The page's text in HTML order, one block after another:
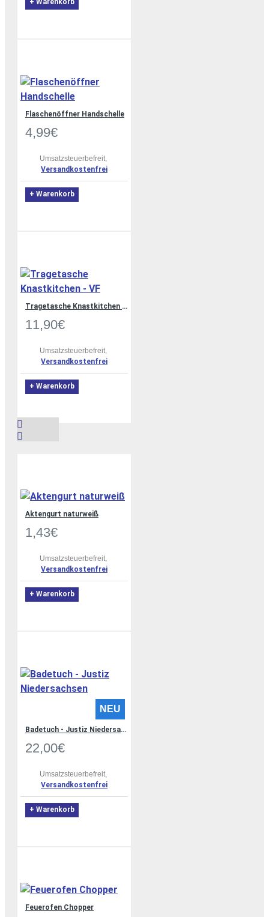
Flaschenöffner Handschelle
4,99€
Umsatzsteuerbefreit,
Versandkostenfrei
+ Warenkorb
Tragetasche Knastkitchen - VF
11,90€
Umsatzsteuerbefreit,
Versandkostenfrei
+ Warenkorb
Aktengurt naturweiß
1,43€
Umsatzsteuerbefreit,
Versandkostenfrei
+ Warenkorb
NEU
Badetuch - Justiz Niedersachsen
22,00€
Umsatzsteuerbefreit,
Versandkostenfrei
+ Warenkorb
Feuerofen Chopper